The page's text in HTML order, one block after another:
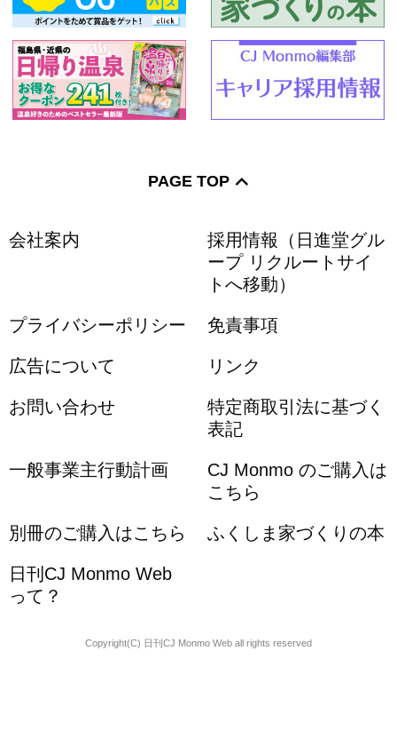
PAGE TOP
会社案内
採用情報（日進堂グル
ープ リクルートサイ
トへ移動）
プライバシーポリシー 免責事項
広告について リンク
お問い合わせ
特定商取引法に基づく
表記
一般事業主行動計画
CJ Monmo のご購入は
こちら
別冊のご購入はこちら ふくしま家づくりの本
日刊CJ Monmo Web
って？
Copyright(C) 日刊CJ Monmo Web all rights reserved